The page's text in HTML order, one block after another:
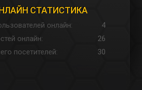
СТАТИСТИКА
онлайн
4
онлайн
26
посетителей
30